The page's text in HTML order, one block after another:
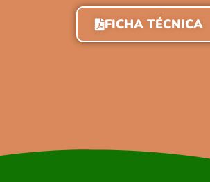
FICHA TÉCNICA